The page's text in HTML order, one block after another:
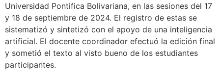
Universidad Pontifica Bolivariana, en las sesiones del 17
y 18 de septiembre de 2024. El registro de estas se
sistematizó y sintetizó con el apoyo de una inteligencia
artificial. El docente coordinador efectuó la edición final
y sometió el texto al visto bueno de los estudiantes
participantes.